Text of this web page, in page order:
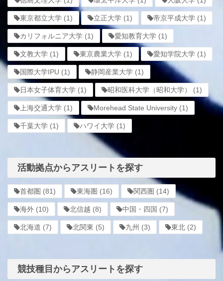
東京都立大学 (1) 立正大学 (1) 帝京平成大学 (1)
カリフォルニア大学 (1) 愛知教育大学 (1)
文教大学 (1) 東京農業大学 (1) 愛知学院大学 (1)
国際大学IPU (1) 静岡産業大学 (1)
日本女子体育大学 (1) 昭和医科大学（昭和大学） (1)
上海交通大学 (1) Morehead State University (1)
千葉大学 (1) ハワイ大学 (1)
活動拠点からアスリートを探す
首都圏 (81) 東海圏 (16) 関西圏 (14)
海外 (10) 北信越 (8) 中国・四国 (7)
北海道 (7) 北関東 (5) 九州 (3) 東北 (2)
競技種目からアスリートを探す